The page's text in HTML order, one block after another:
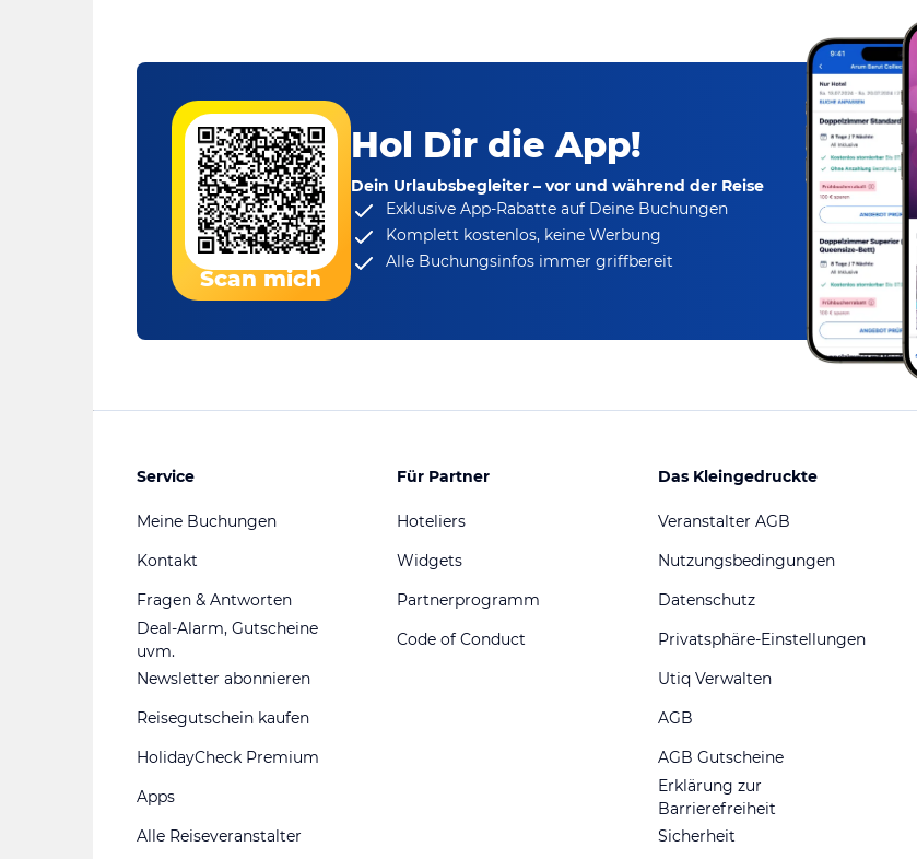
Scan mich
Hol Dir die App!
Dein Urlaubsbegleiter – vor und während der Reise
Exklusive App-Rabatteauf Deine Buchungen
Komplett kostenlos, keine Werbung
Alle Buchungsinfos immer griffbereit
Service
Meine Buchungen
Kontakt
Fragen & Antworten
Deal-Alarm, Gutscheine
uvm.
Newsletter abonnieren
Reisegutschein kaufen
HolidayCheck Premium
Apps
Alle Reiseveranstalter
Für Partner
Hoteliers
Widgets
Partnerprogramm
Code of Conduct
Das Kleingedruckte
Veranstalter AGB
Nutzungsbedingungen
Datenschutz
Privatsphäre-Einstellungen
Utiq Verwalten
AGB
AGB Gutscheine
Erklärung zur
Barrierefreiheit
Sicherheit